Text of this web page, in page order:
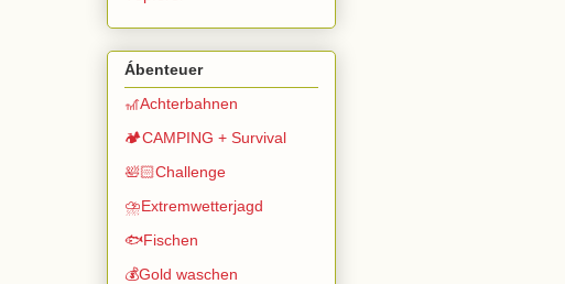
Ábenteuer
🎢Achterbahnen
🏕️CAMPING + Survival
🛀🏻Challenge
⛈️Extremwetterjagd
🐟Fischen
💰Gold waschen